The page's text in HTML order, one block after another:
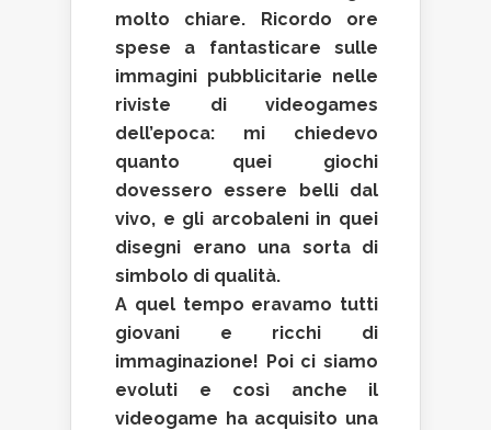
molto chiare. Ricordo ore
spese a fantasticare sulle
immagini pubblicitarie nelle
riviste di videogames
dell’epoca: mi chiedevo
quanto quei giochi
dovessero essere belli dal
vivo, e gli arcobaleni in quei
disegni erano una sorta di
simbolo di qualità.
A quel tempo eravamo tutti
giovani e ricchi di
immaginazione! Poi ci siamo
evoluti e così anche il
videogame ha acquisito una